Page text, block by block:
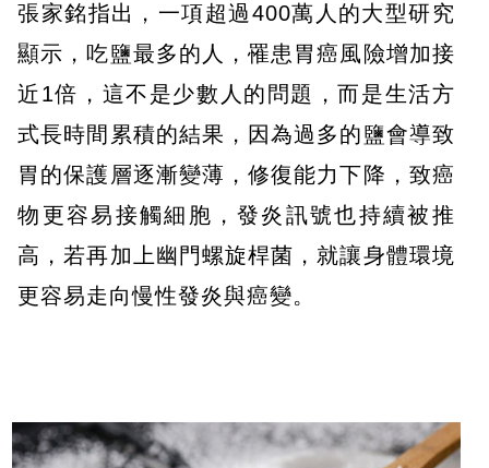
張家銘指出，一項超過400萬人的大型研究
顯示，吃鹽最多的人，罹患胃癌風險增加接
近1倍，這不是少數人的問題，而是生活方
式長時間累積的結果，因為過多的鹽會導致
胃的保護層逐漸變薄，修復能力下降，致癌
物更容易接觸細胞，發炎訊號也持續被推
高，若再加上幽門螺旋桿菌，就讓身體環境
更容易走向慢性發炎與癌變。